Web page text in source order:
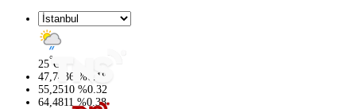
25°C
47,7436 %0.18
55,2510 %0.32
64,4811 %0.38